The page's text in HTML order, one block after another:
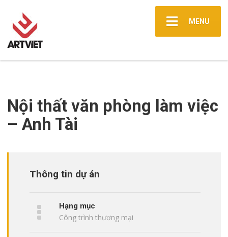
MENU
Nội thất văn phòng làm việc
– Anh Tài
Thông tin dự án
Hạng mục
Công trình thương mại